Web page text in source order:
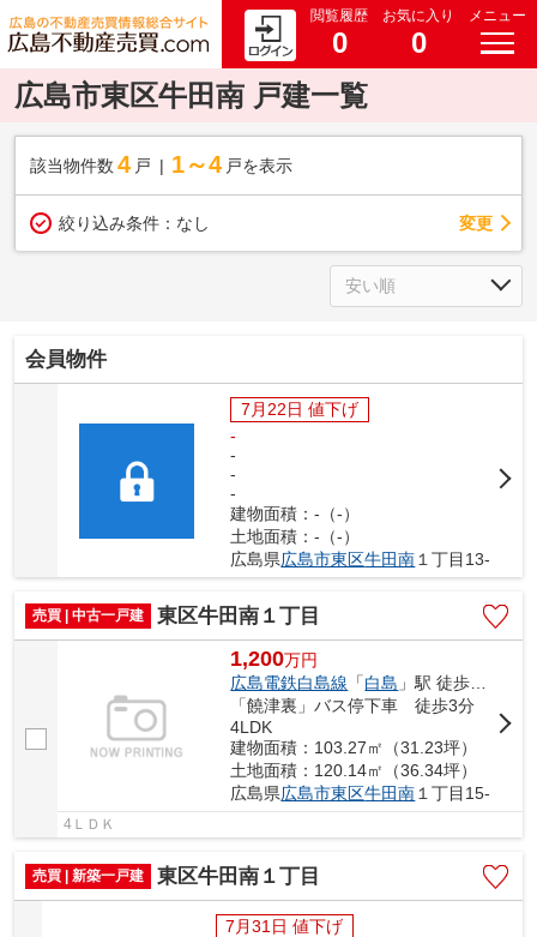
閲覧履歴
0
お気に入り
0
メニュー
広島市東区牛田南 戸建一覧
該当物件数 4 戸 1～4 戸を表示
絞り込み条件： なし 変更
会員物件
7月22日 値下げ
-
-
-
-
建物面積：-（-）
土地面積：-（-）
広島県広島市東区牛田南１丁目13-
売買 | 中古一戸建 東区牛田南１丁目
1,200万円
広島電鉄白島線 「白島 」駅 徒歩13分
「饒津裏」バス停下車 徒歩3分
4LDK
建物面積：103.27㎡（31.23坪）
土地面積：120.14㎡（36.34坪）
広島県広島市東区牛田南１丁目15-
4ＬＤＫ
売買 | 新築一戸建 東区牛田南１丁目
7月31日 値下げ